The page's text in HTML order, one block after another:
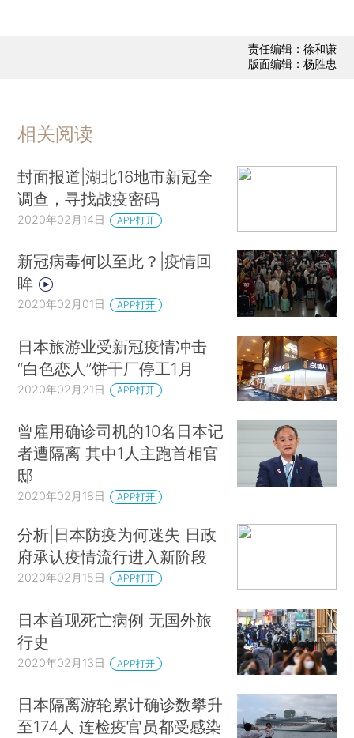
责任编辑：徐和谦
版面编辑：杨胜忠
相关阅读
封面报道|湖北16地市新冠全
调查，寻找战疫密码
2020年02月14日 APP打开
新冠病毒何以至此？|疫情回
眸
2020年02月01日 APP打开
日本旅游业受新冠疫情冲击
“白色恋人”饼干厂停工1月
2020年02月21日 APP打开
曾雇用确诊司机的10名日本记
者遭隔离 其中1人主跑首相官
邸
2020年02月18日 APP打开
分析|日本防疫为何迷失 日政
府承认疫情流行进入新阶段
2020年02月15日 APP打开
日本首现死亡病例 无国外旅
行史
2020年02月13日 APP打开
日本隔离游轮累计确诊数攀升
至174人 连检疫官员都受感染